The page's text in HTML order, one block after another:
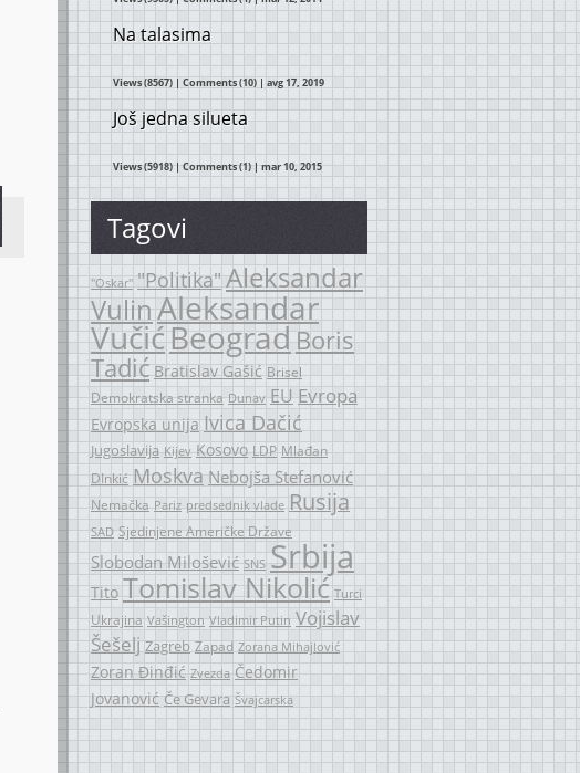
Na talasima
Views (8567) | Comments (10) | avg 17, 2019
Još jedna silueta
Views (5918)|Comments (1)| mar 10, 2015
Tagovi
"Oskar" "Politika"Aleksandar
VulinAleksandar
VučićBeogradBoris
Tadić Bratislav Gašić Brisel
Demokratska stranka Dunav EUEvropa
Evropska unija Ivica Dačić
Jugoslavija Kijev Kosovo LDP Mlađan
DInkić Moskva Nebojša Stefanović
Nemačka Pariz predsednik vlade Rusija
SAD Sjedinjene Američke Države
Slobodan Milošević SNS Srbija
Tito Tomislav Nikolić Turci
Ukrajina Vašington Vladimir Putin Vojislav
Šešelj Zagreb Zapad Zorana Mihajlović
Zoran Đinđić Zvezda Čedomir
Jovanović Če Gevara Švajcarska